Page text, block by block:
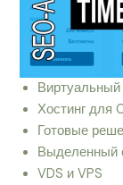
Виртуальный
Хостинг для
Готовые
Выделенный
VDS и VPS